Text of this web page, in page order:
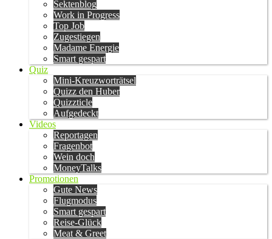
Sektenblog
Work in Progress
Top Job
Zugestiegen
Madame Energie
Smart gespart
Quiz
Mini-Kreuzworträtsel
Quizz den Huber
Quizzticle
Aufgedeckt
Videos
Reportagen
Fragenbot
Wein doch
MoneyTalks
Promotionen
Gute News
Flugmodus
Smart gespart
Reise-Glück
Meat & Greet